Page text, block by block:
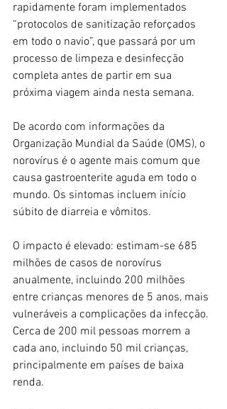
rapidamente foram implementados
“protocolos de sanitização reforçados
em todo o navio”, que passará por um
processo de limpeza e desinfecção
completa antes de partir em sua
próxima viagem ainda nesta semana.
De acordo com informações da
Organização Mundial da Saúde (OMS), o
norovírus é o agente mais comum que
causa gastroenterite aguda em todo o
mundo. Os sintomas incluem início
súbito de diarreia e vômitos.
O impacto é elevado: estimam-se 685
milhões de casos de norovírus
anualmente, incluindo 200 milhões
entre crianças menores de 5 anos, mais
vulneráveis a complicações da infecção.
Cerca de 200 mil pessoas morrem a
cada ano, incluindo 50 mil crianças,
principalmente em países de baixa
renda.